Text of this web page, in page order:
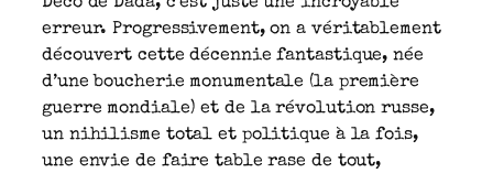
erreur. Progressivement, on a véritablement
découvert cette décennie fantastique, née
d’une boucherie monumentale (la première
guerre mondiale) et de la révolution russe,
un nihilisme total et politique à la fois,
une envie de faire table rase de tout,